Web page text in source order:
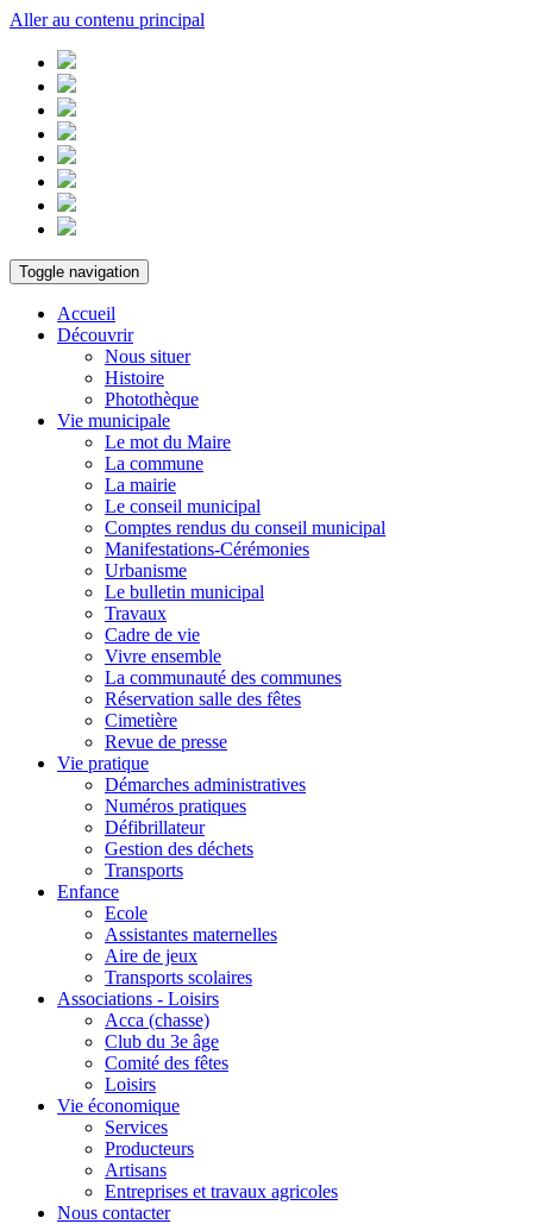
Aller au contenu principal
Toggle navigation
Accueil
Découvrir
Nous situer
Histoire
Photothèque
Vie municipale
Le mot du Maire
La commune
La mairie
Le conseil municipal
Comptes rendus du conseil municipal
Manifestations-Cérémonies
Urbanisme
Le bulletin municipal
Travaux
Cadre de vie
Vivre ensemble
La communauté des communes
Réservation salle des fêtes
Cimetière
Revue de presse
Vie pratique
Démarches administratives
Numéros pratiques
Défibrillateur
Gestion des déchets
Transports
Enfance
Ecole
Assistantes maternelles
Aire de jeux
Transports scolaires
Associations - Loisirs
Acca (chasse)
Club du 3e âge
Comité des fêtes
Loisirs
Vie économique
Services
Producteurs
Artisans
Entreprises et travaux agricoles
Nous contacter